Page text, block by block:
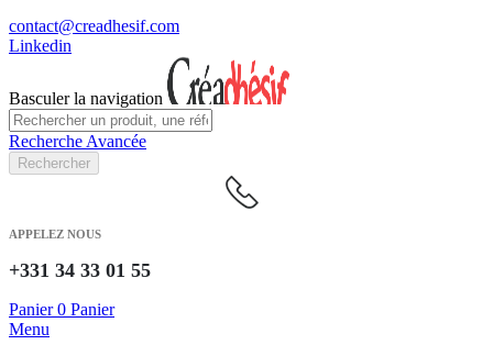
contact@creadhesif.com
Linkedin
Basculer la navigation
Recherche Avancée
Rechercher
APPELEZ NOUS
+331 34 33 01 55
Panier 0 Panier
Menu